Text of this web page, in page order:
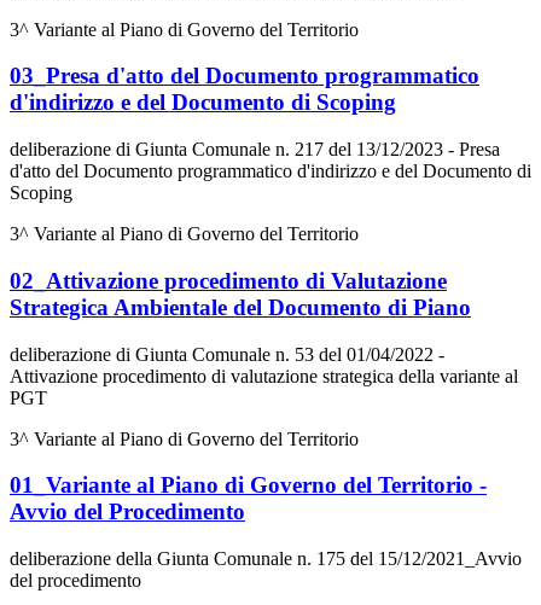
3^ Variante al Piano di Governo del Territorio
03_Presa d'atto del Documento programmatico
d'indirizzo e del Documento di Scoping
deliberazione di Giunta Comunale n. 217 del 13/12/2023 - Presa
d'atto del Documento programmatico d'indirizzo e del Documento di
Scoping
3^ Variante al Piano di Governo del Territorio
02_Attivazione procedimento di Valutazione
Strategica Ambientale del Documento di Piano
deliberazione di Giunta Comunale n. 53 del 01/04/2022 -
Attivazione procedimento di valutazione strategica della variante al
PGT
3^ Variante al Piano di Governo del Territorio
01_Variante al Piano di Governo del Territorio -
Avvio del Procedimento
deliberazione della Giunta Comunale n. 175 del 15/12/2021_Avvio
del procedimento